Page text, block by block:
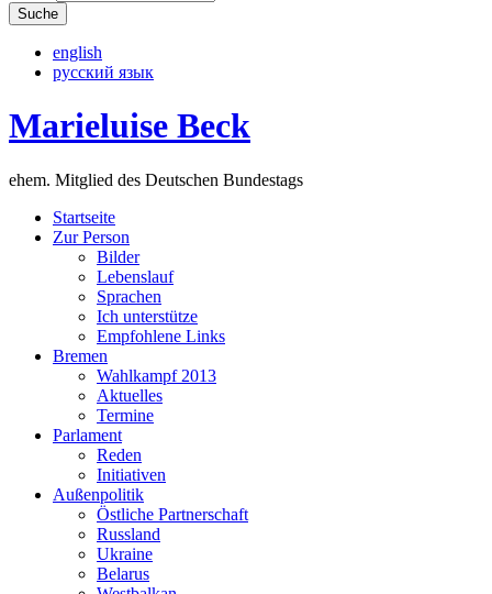
english
русский язык
Marieluise Beck
ehem. Mitglied des Deutschen Bundestags
Startseite
Zur Person
Bilder
Lebenslauf
Sprachen
Ich unterstütze
Empfohlene Links
Bremen
Wahlkampf 2013
Aktuelles
Termine
Parlament
Reden
Initiativen
Außenpolitik
Östliche Partnerschaft
Russland
Ukraine
Belarus